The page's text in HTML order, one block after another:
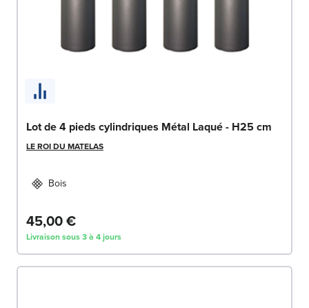
Lot de 4 pieds cylindriques Métal Laqué - H25 cm
LE ROI DU MATELAS
Bois
45,00 €
Livraison sous 3 à 4 jours